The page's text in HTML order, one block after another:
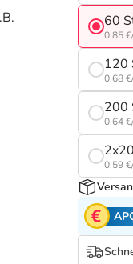
60
0,85
120
0,68
200
0,64
0,59